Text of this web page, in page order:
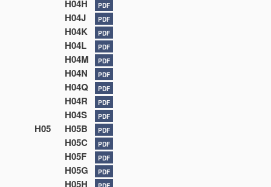
H04H PDF
H04J PDF
H04K PDF
H04L PDF
H04M PDF
H04N PDF
H04Q PDF
H04R PDF
H04S PDF
H05 H05B PDF
H05C PDF
H05F PDF
H05G PDF
H05H